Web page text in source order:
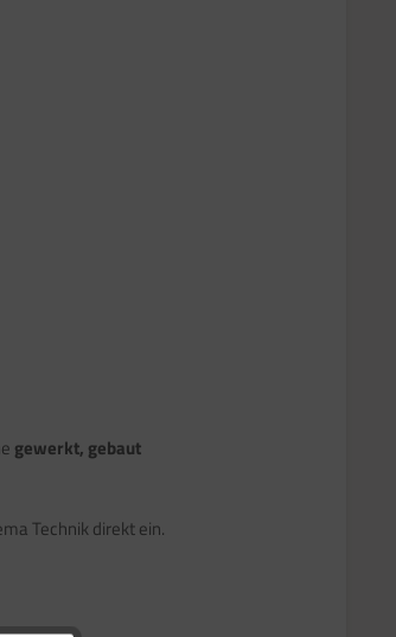
gewerkt, gebaut
Technik direkt ein.